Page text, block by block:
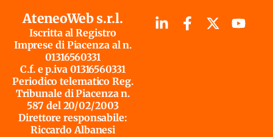
AteneoWeb s.r.l.
Iscritta al Registro
Imprese di Piacenza al n.
01316560331
C.f. e p.iva 01316560331
Periodico telematico Reg.
Tribunale di Piacenza n.
587 del 20/02/2003
Direttore responsabile:
Riccardo Albanesi